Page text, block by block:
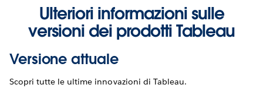
Ulteriori informazioni sulle
versioni dei prodotti Tableau
Versione attuale
Scopri tutte le ultime innovazioni di Tableau.